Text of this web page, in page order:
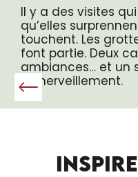
Il y a des visites
qu’elles
touchent. Les
font partie. Deux
ambiances… et un
l’émerveillement.